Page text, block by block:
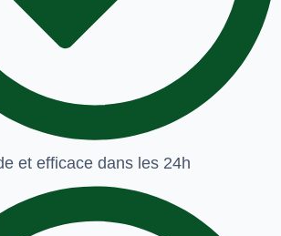
et efficace dans les 24h